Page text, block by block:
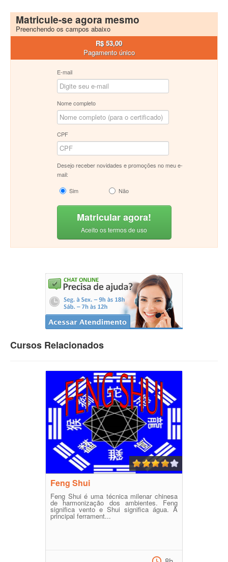
Matricule-se agora mesmo
Preenchendo os campos abaixo
R$ 53,00
Pagamento único
E-mail
Nome completo
CPF
Desejo receber novidades e promoções no meu e-
mail:
Sim
Não
Matricular agora!
Aceito os termos de uso
Cursos Relacionados
Feng Shui
Feng Shui é uma técnica milenar chinesa
de harmonização dos ambientes. Feng
significa vento e Shui significa água. A
principal ferrament...